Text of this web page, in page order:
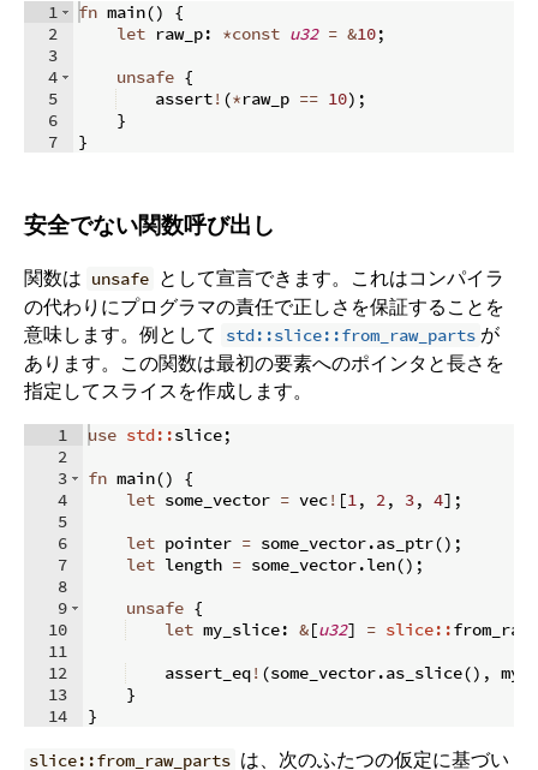
1
2
3
4
5
6
7
fn main()
{
let raw_p: *const u32 = &10;
unsafe {
    assert
! (*raw_p == 10) ;
}
}
安全でない関数呼び出し
関数は unsafe として宣言できます。これはコンパイラ
の代わりにプログラマの責任で正しさを保証することを
意味します。例として
std::slice::from_raw_parts が
あります。この関数は最初の要素へのポインタと長さを
指定してスライスを作成します。
1
2
3
4
5
6
7
8
9
10
11
12
13
14
use std::slice;
fn main()
{
let some_vector = vec! [1, 2, 3, 4] ;
let pointer = some_vector.as_ptr() ;
let length = some_vector.len() ;
unsafe {
let my_slice: &[u32] = slice::
    assert_eq
! (some_vector.as_slice() ,
}
}
slice::from_raw_parts は、次のふたつの仮定に基づい